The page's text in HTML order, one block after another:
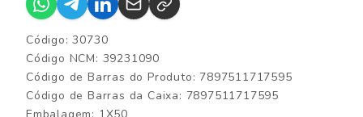
Código: 30730
Código NCM: 39231090
Código de Barras do Produto: 7897511717595
Código de Barras da Caixa: 7897511717595